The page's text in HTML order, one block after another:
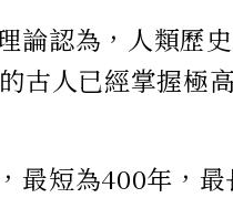
論認為，人類歷
古人已經掌握極
最短為400年，最